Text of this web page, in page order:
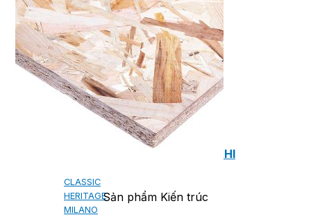
CAMBRIDGE XTREME
DYNASTY
ARMOURSHAKE
CROWNE SLATE
ROYAL ESTATE
ROOF FAST CAP
PHỤ KIỆN
NGÓI THÉP PHỦ ĐÁ DECRA AHI
CLASSIC
HERITAGE
MILANO
Sản phẩm Kiến trúc